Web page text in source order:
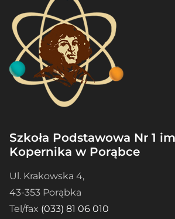
Szkoła Podstawowa Nr 1
Kopernika w Porąbce
Ul. Krakowska 4,
43-353 Porąbka
Tel/fax (033) 81 06 010